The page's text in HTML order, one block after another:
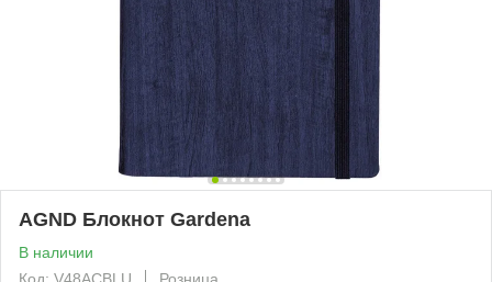
AGND Блокнот Gardena
В наличии
Код: V48ACBLU
Розница